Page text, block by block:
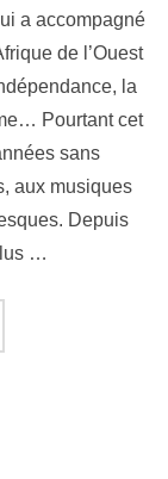
a accompagné
de l’Ouest
la
Pourtant cet
sans
aux musiques
Depuis
…